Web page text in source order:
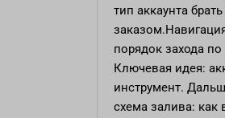
тип аккаунта
порядок захода по
Ключевая идея:
инструмент.
схема залива: как